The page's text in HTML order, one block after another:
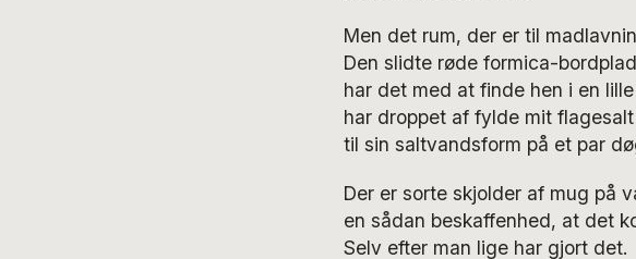
Men det rum, der er til
Den slidte røde formica-
har det med at finde hen i en
har droppet af fylde mit
til sin saltvandsform på et par
Der er sorte skjolder af mug på
en sådan beskaffenhed, at det
Selv efter man lige har gjort det.